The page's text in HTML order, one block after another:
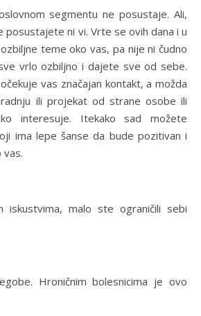
segmentu ne posustaje. Ali,
posustajete ni vi. Vrte se ovih dana i u
teme oko vas, pa nije ni čudno
vrlo ozbiljno i dajete sve od sebe.
vas značajan kontakt, a možda
ili projekat od strane osobe ili
interesuje. Itekako sad možete
ima lepe šanse da bude pozitivan i
vas.
iskustvima, malo ste ograničili sebi
Hroničnim bolesnicima je ovo